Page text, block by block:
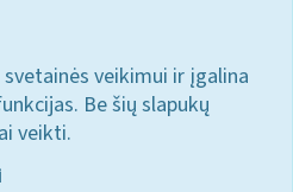
veikimui ir įgalina
Be šių slapukų
veikti.